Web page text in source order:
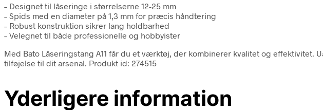
– Designet til låseringe i størrelserne 12-25 mm
– Spids med en diameter på 1,3 mm for præcis håndtering
– Robust konstruktion sikrer lang holdbarhed
– Velegnet til både professionelle og hobbyister
Med Bato Låseringstang A11 får du et værktøj, der kombinerer kvalitet og
tilføjelse til dit arsenal. Produkt id: 274515
Yderligere information